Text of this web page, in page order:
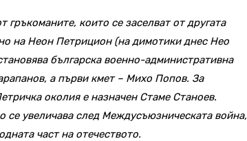
гръкоманите, които се заселват от другата
на Неон Петрицион (на димотики днес Нео
българска военно-административна
а първи кмет – Михо Попов. За
околия е назначен Стаме Станоев.
увеличава след Междусъюзническата война,
част на отечеството.